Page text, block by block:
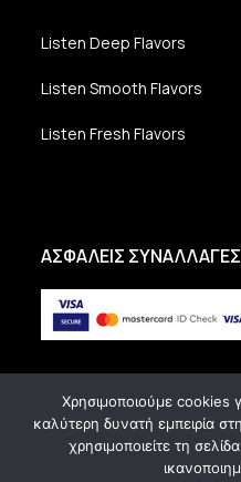
Listen Deep Flavors
Listen Smooth Flavors
Listen Fresh Flavors
ΑΣΦΑΛΕΙΣ ΣΥΝΑΛΛΑΓΕΣ
Χρησιμοποιούμε cookies
καλύτερη δυνατή εμπειρία
χρησιμοποιείτε τη